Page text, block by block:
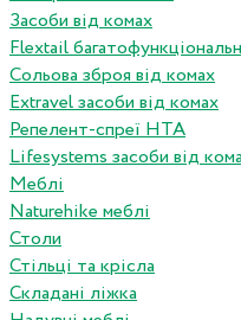
Засоби від комах
Flextail
Сольова зброя від комах
Extravel засоби від комах
Репелент-спреї HTA
Lifesystems засоби від
Меблі
Naturehike меблі
Столи
Стільці та крісла
Складані ліжка